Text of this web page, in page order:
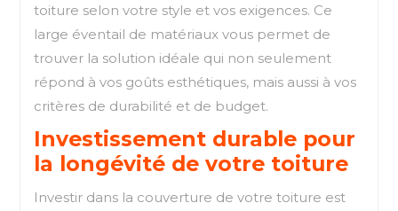
toiture selon votre style et vos exigences. Ce
large éventail de matériaux vous permet de
trouver la solution idéale qui non seulement
répond à vos goûts esthétiques, mais aussi à vos
critères de durabilité et de budget.
Investissement durable pour
la longévité de votre toiture
Investir dans la couverture de votre toiture est